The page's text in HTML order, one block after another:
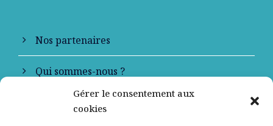
Gérer le consentement aux
cookies
Nos partenaires
Qui sommes-nous ?
Contactez-nous